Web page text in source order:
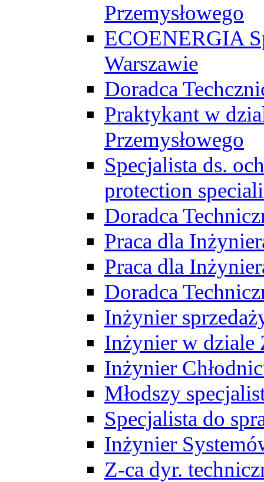
Przemysłowego
ECOENERGIA
Warszawie
Doradca
Praktykant w
Przemysłowego
Specjalista ds.
protection
Doradca
Praca dla
Praca dla
Doradca
Inżynier
Inżynier w dziale
Inżynier
Młodszy
Specjalista do
Inżynier
Z-ca dyr.